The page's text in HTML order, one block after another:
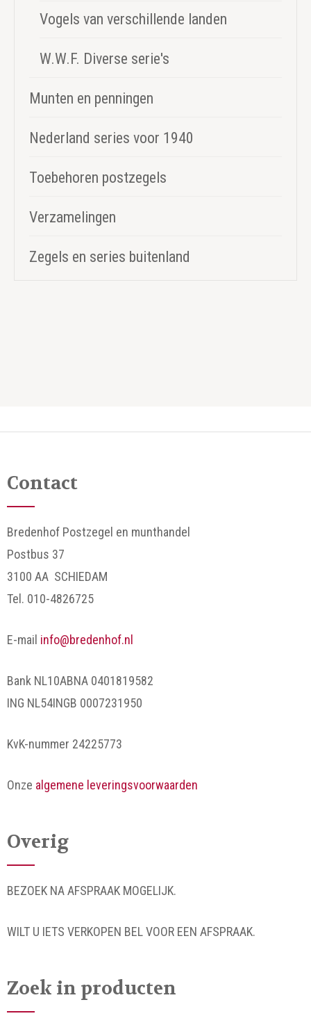
Vogels van verschillende landen
W.W.F. Diverse serie's
Munten en penningen
Nederland series voor 1940
Toebehoren postzegels
Verzamelingen
Zegels en series buitenland
Contact
Bredenhof Postzegel en munthandel
Postbus 37
3100 AA SCHIEDAM
Tel. 010-4826725
E-mail info@bredenhof.nl
Bank NL10ABNA 0401819582
ING NL54INGB 0007231950
KvK-nummer 24225773
Onze algemene leveringsvoorwaarden
Overig
BEZOEK NA AFSPRAAK MOGELIJK.
WILT U IETS VERKOPEN BEL VOOR EEN AFSPRAAK.
Zoek in producten